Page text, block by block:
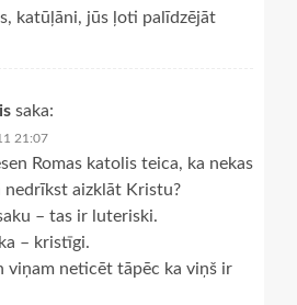
katūļāni, jūs ļoti palīdzējāt
saka:
21:07
Romas katolis teica, ka nekas
nedrīkst aizklāt Kristu?
– tas ir luteriski.
– kristīgi.
viņam neticēt tāpēc ka viņš ir